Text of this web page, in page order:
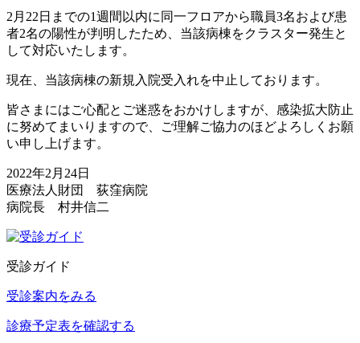
2月22日までの1週間以内に同一フロアから職員3名および患
者2名の陽性が判明したため、当該病棟をクラスター発生と
して対応いたします。
現在、当該病棟の新規入院受入れを中止しております。
皆さまにはご心配とご迷惑をおかけしますが、感染拡大防止
に努めてまいりますので、ご理解ご協力のほどよろしくお願
い申し上げます。
2022年2月24日
医療法人財団 荻窪病院
病院長 村井信二
受診ガイド
受診案内をみる
診療予定表を確認する